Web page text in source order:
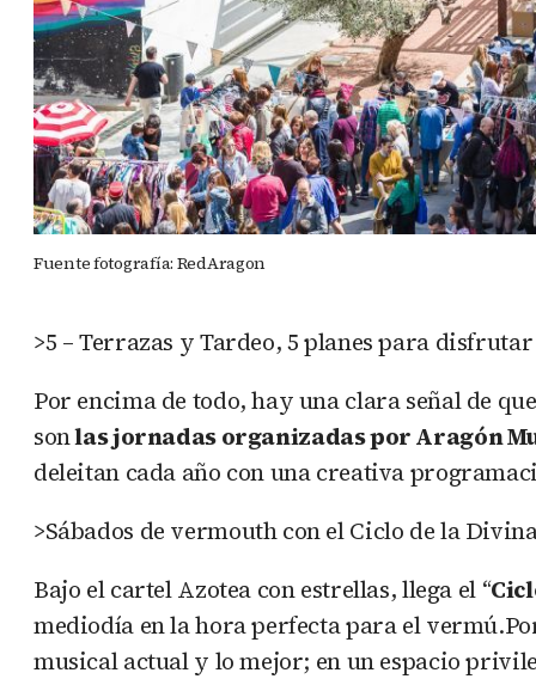
Fuente fotografía: RedAragon
>5 – Terrazas y Tardeo, 5 planes para
Por encima de todo, hay una clara señal de
sonlas jornadas organizadas por Aragón
deleitan cada año con una creativa
>Sábados de vermouth con el Ciclo de la
Bajo el cartel Azotea con estrellas, llega el “
mediodía en la hora perfecta para el
musical actual y lo mejor; en un espacio